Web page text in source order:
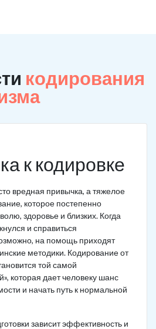
кодирования
к кодировке
вредная привычка, а тяжелое
которое постепенно
здоровье и близких. Когда
и справиться
на помощь приходят
методики. Кодирование от
той самой
которая дает человеку шанс
и начать путь к нормальной
зависит эффективность и